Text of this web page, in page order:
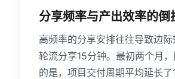
分享频率与产出效率的倒
高频率的分享安排往往导致边
轮流分享15分钟。最初两个月
的是，项目交付周期平均延长